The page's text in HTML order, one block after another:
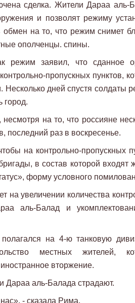
сделка. Жители Дараа аль-
и позволят режиму
обмен на то, что режим снимет
ополченцы. спины.
режим заявил, что сданное
пропускных пунктов,
Несколько дней спустя солдаты
город.
на то, что россияне
последний раз в воскресенье.
на контрольно-пропускных
в состав которой входят
форму условного
на увеличении количества
аль-Балад и
на 4-ю танковую
местных жителей,
вторжение.
Дараа аль-Балада страдают.
- сказала Рима.